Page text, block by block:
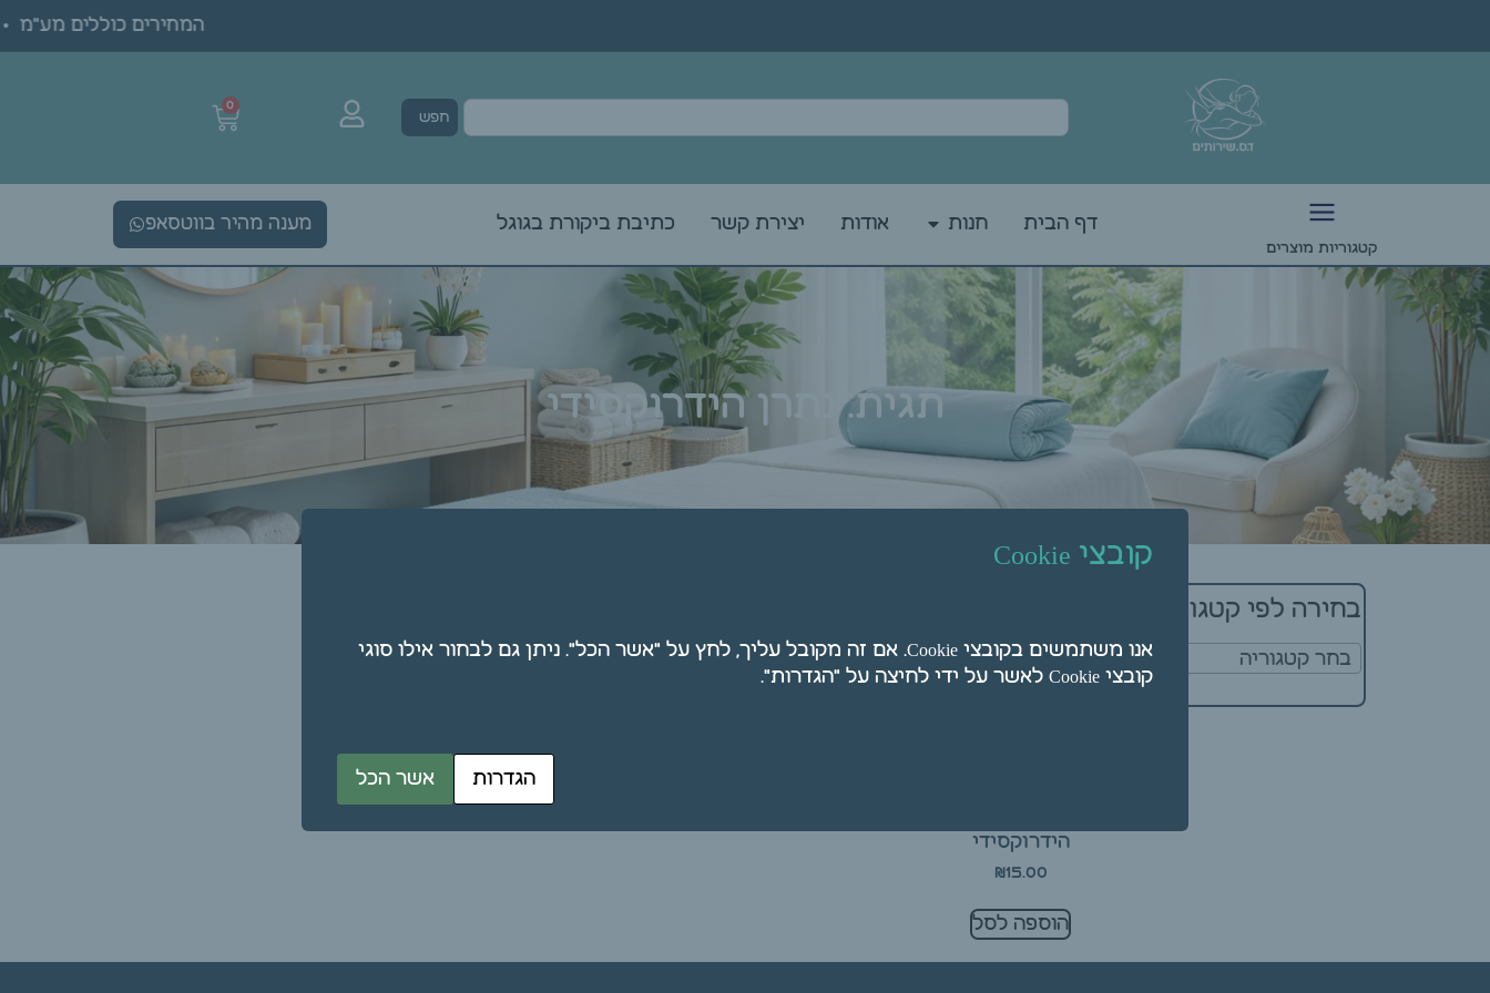
המחירים כוללים מע"מ •
חפש
0
מענה מהיר בווטסאפ
קטגוריות מוצרים
דף הבית חנות אודות יצירת קשר כתיבת ביקורת בגוגל
תגית: נתרן הידרוקסידי
בחירה לפי קטגוריה
בחר קטגוריה
הידרוקסידי
₪15.00
הוספה לסל
קובצי Cookie
אנו משתמשים בקובצי Cookie. אם זה מקובל עליך, לחץ על "אשר הכל". ניתן גם לבחור אילו סוגי
קובצי Cookie לאשר על ידי לחיצה על "הגדרות".
הגדרות אשר הכל